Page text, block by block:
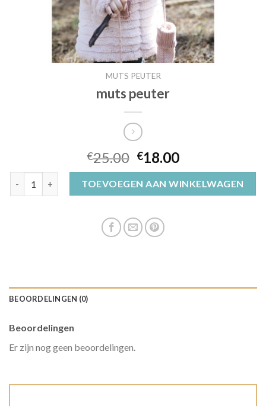
MUTS PEUTER
muts peuter
€25.00 €18.00
muts peuter aantalTOEVOEGEN AAN WINKELWAGEN
BEOORDELINGEN (0)
Beoordelingen
Er zijn nog geen beoordelingen.